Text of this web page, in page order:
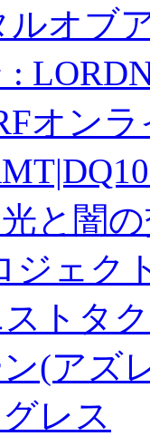
ルオブ
:
オン
と闇
ジェク
ストタ
(アズ
レス